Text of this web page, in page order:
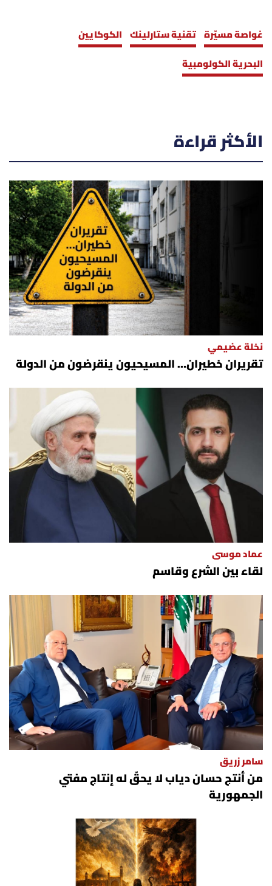
غواصة مسيّرة تقنية ستارلينك الكوكايين
البحرية الكولومبية
الأكثر قراءة
نخلة عضيمي
تقريران خطيران… المسيحيون ينقرضون من الدولة
عماد موسى
لقاء بين الشرع وقاسم
سامر زريق
من أنتج حسان دياب لا يحقّ له إنتاج مفتي
الجمهورية